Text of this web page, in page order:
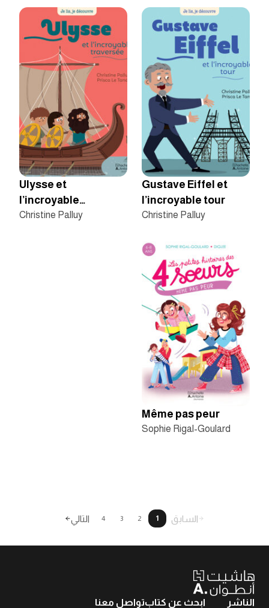
Gustave Eiffel et
l’incroyable tour
Christine Palluy
Ulysse et
l’incroyable
traversée
Christine Palluy
Même pas peur
Sophie Rigal-Goulard
السابق 1
2
3
4 التالي
الناشر ابحث عن كتابتواصل معنا